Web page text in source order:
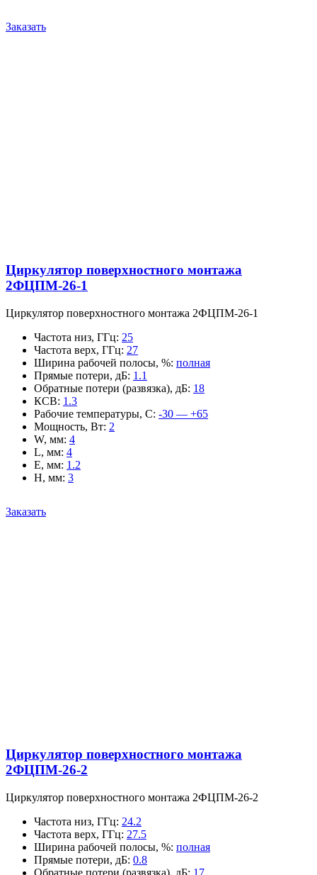
Заказать
Циркулятор поверхностного монтажа
2ФЦПМ-26-1
Циркулятор поверхностного монтажа 2ФЦПМ-26-1
Частота низ, ГГц: 25
Частота верх, ГГц: 27
Ширина рабочей полосы, %: полная
Прямые потери, дБ: 1.1
Обратные потери (развязка), дБ: 18
КСВ: 1.3
Рабочие температуры, С: -30 — +65
Мощность, Вт: 2
W, мм: 4
L, мм: 4
E, мм: 1.2
H, мм: 3
Заказать
Циркулятор поверхностного монтажа
2ФЦПМ-26-2
Циркулятор поверхностного монтажа 2ФЦПМ-26-2
Частота низ, ГГц: 24.2
Частота верх, ГГц: 27.5
Ширина рабочей полосы, %: полная
Прямые потери, дБ: 0.8
Обратные потери (развязка), дБ: 17